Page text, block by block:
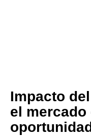
Impacto
el